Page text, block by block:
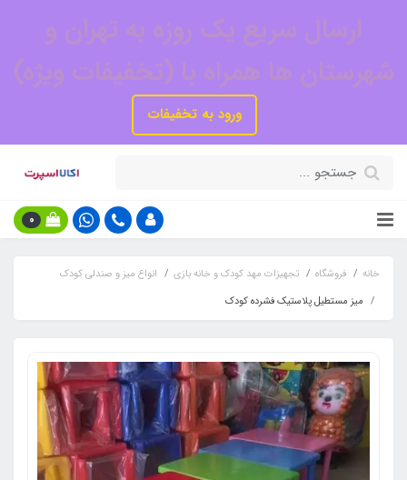
ارسال سریع یک روزه به تهران و
شهرستان ها همراه با (تخفیفات ویژه)
ورود به تخفیفات
0
خانه فروشگاه تجهیزات مهد کودک و خانه بازی
انواع میز و صندلی کودک
میز مستطیل پلاستیک فشرده کودک